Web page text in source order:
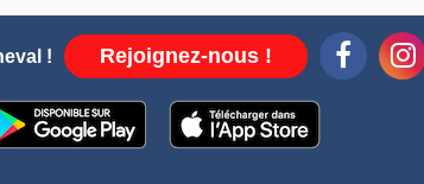
! Rejoignez-nous !